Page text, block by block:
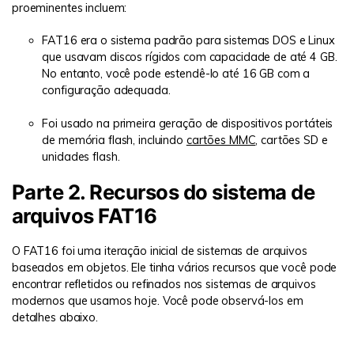
proeminentes incluem:
FAT16 era o sistema padrão para sistemas DOS e Linux
que usavam discos rígidos com capacidade de até 4 GB.
No entanto, você pode estendê-lo até 16 GB com a
configuração adequada.
Foi usado na primeira geração de dispositivos portáteis
de memória flash, incluindo cartões MMC, cartões SD e
unidades flash.
Parte 2. Recursos do sistema de
arquivos FAT16
O FAT16 foi uma iteração inicial de sistemas de arquivos
baseados em objetos. Ele tinha vários recursos que você pode
encontrar refletidos ou refinados nos sistemas de arquivos
modernos que usamos hoje. Você pode observá-los em
detalhes abaixo.